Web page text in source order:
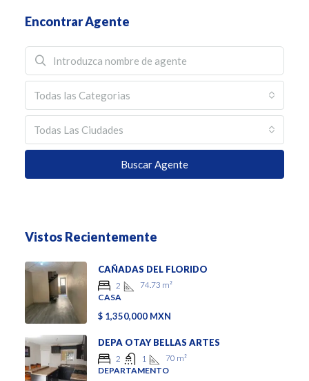
Encontrar Agente
Todas las Categorias
Todas Las Ciudades
Buscar Agente
Vistos Recientemente
CAÑADAS DEL FLORIDO
2 74.73 m²
CASA
$ 1,350,000 MXN
DEPA OTAY BELLAS ARTES
2 1 70 m²
DEPARTAMENTO